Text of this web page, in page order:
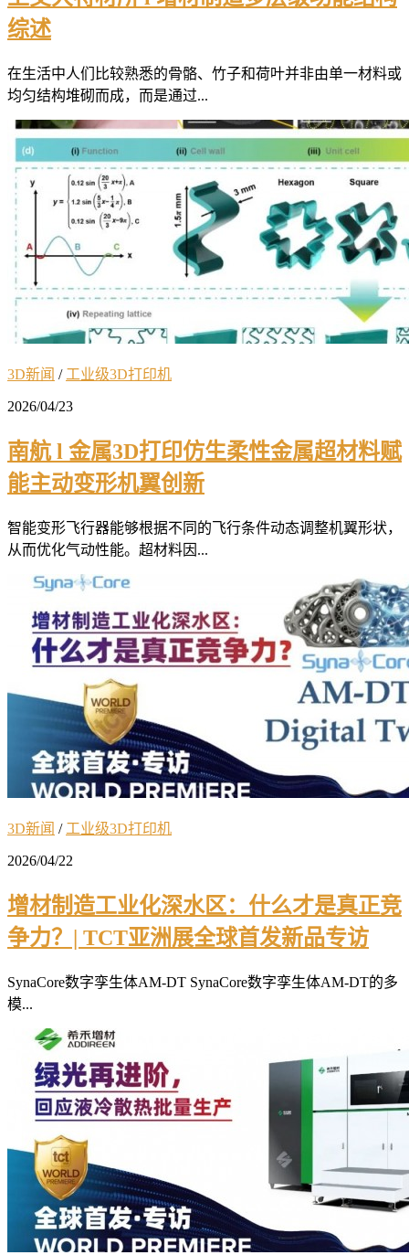
综述
在生活中人们比较熟悉的骨骼、竹子和荷叶并非由单一材料或
均匀结构堆砌而成，而是通过...
3D新闻 / 工业级3D打印机
2026/04/23
南航 l 金属3D打印仿生柔性金属超材料赋
能主动变形机翼创新
智能变形飞行器能够根据不同的飞行条件动态调整机翼形状，
从而优化气动性能。超材料因...
3D新闻 / 工业级3D打印机
2026/04/22
增材制造工业化深水区：什么才是真正竞
争力？| TCT亚洲展全球首发新品专访
SynaCore数字孪生体AM-DT SynaCore数字孪生体AM-DT的多
模...